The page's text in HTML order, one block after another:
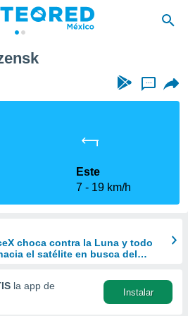
...
Este
7
19 km/h
choca contra la Luna y todo
el satélite en busca del
la app de
Instalar